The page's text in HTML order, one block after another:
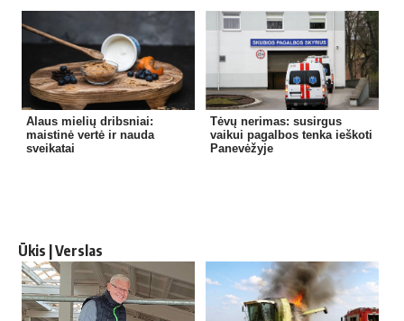
Alaus mielių dribsniai:
maistinė vertė ir nauda
sveikatai
Tėvų nerimas: susirgus
vaikui pagalbos tenka ieškoti
Panevėžyje
Ūkis | Verslas